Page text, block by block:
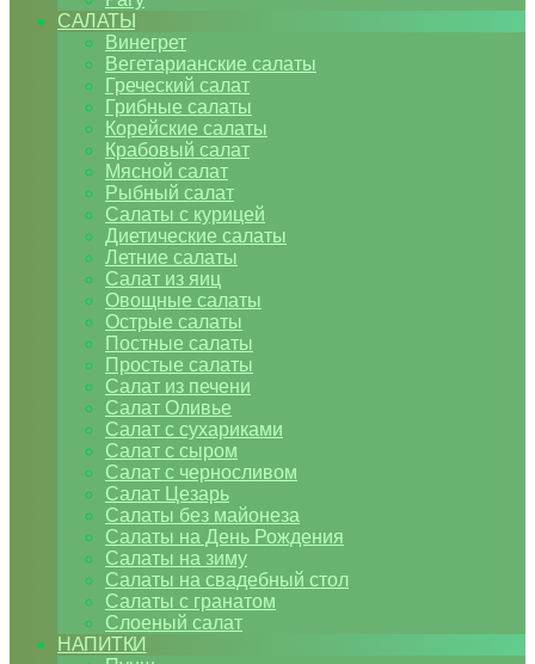
САЛАТЫ
Винегрет
Вегетарианские салаты
Греческий салат
Грибные салаты
Корейские салаты
Крабовый салат
Мясной салат
Рыбный салат
Салаты с курицей
Диетические салаты
Летние салаты
Салат из яиц
Овощные салаты
Острые салаты
Постные салаты
Простые салаты
Салат из печени
Салат Оливье
Салат с сухариками
Салат с сыром
Салат с черносливом
Салат Цезарь
Салаты без майонеза
Салаты на День Рождения
Салаты на зиму
Салаты на свадебный стол
Салаты с гранатом
Слоеный салат
НАПИТКИ